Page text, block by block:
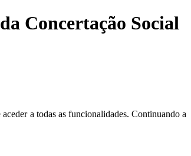
Concertação Social
a todas as funcionalidades. Continuando a